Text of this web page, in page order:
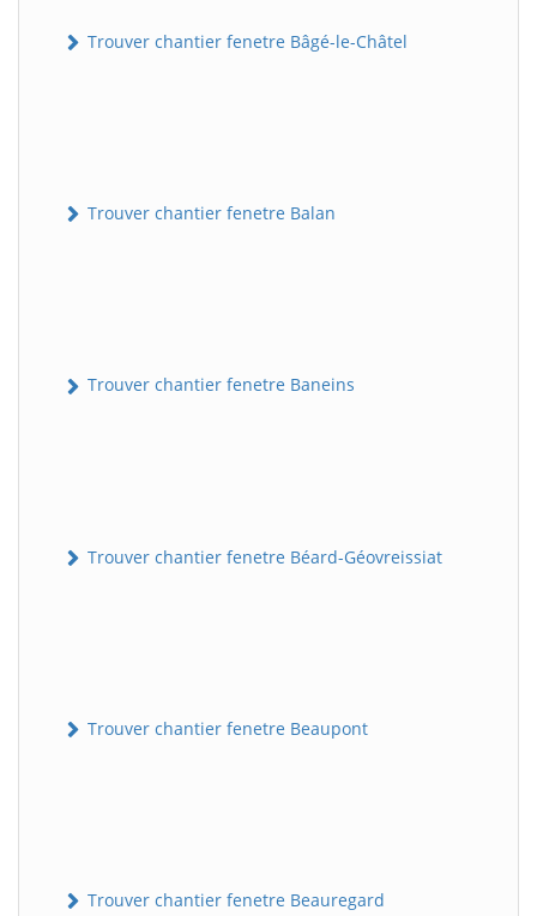
Trouver chantier fenetre Bâgé-le-Châtel
Trouver chantier fenetre Balan
Trouver chantier fenetre Baneins
Trouver chantier fenetre Béard-Géovreissiat
Trouver chantier fenetre Beaupont
Trouver chantier fenetre Beauregard